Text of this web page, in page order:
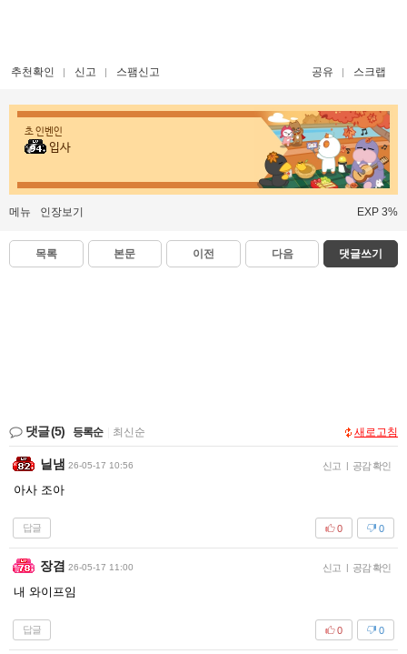
추천확인 신고 스팸신고 공유 스크랩
초 인벤인
입사
메뉴 인장보기 EXP 3%
목록 본문 이전 다음 댓글쓰기
댓글(5) 등록순 최신순 새로고침
닐냄 26-05-17 10:56 신고 공감 확인
아사 조아
답글 0
0
장겸 26-05-17 11:00 신고 공감 확인
내 와이프임
답글 0
0